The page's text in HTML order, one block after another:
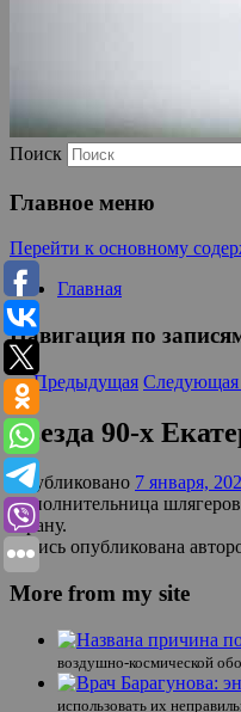
Поиск
Главное меню
Перейти к основному
Главная
Навигация по
←Предыдущая Следующая
Звезда 90-х
Опубликовано 7 января,
Исполнительница
страну.
Запись опубликована
More from my site
воздушно-космической
использовать их